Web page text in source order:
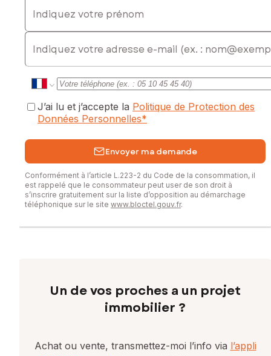
E-mail
J’ai lu et j’accepte la Politique de Protection des
Données Personnelles*
Envoyer ma demande
Conformément à l’article L.223-2 du Code de la consommation, il
est rappelé que le consommateur peut user de son droit à
s’inscrire gratuitement sur la liste d’opposition au démarchage
téléphonique sur le site www.bloctel.gouv.fr.
Un de vos proches a un projet
immobilier ?
Achat ou vente, transmettez-moi l’info via l’appli